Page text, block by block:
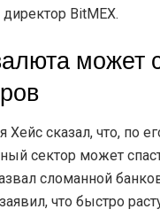
BitMEX.
может
Хейс сказал, что, по
сектор может
сломанной
что быстро